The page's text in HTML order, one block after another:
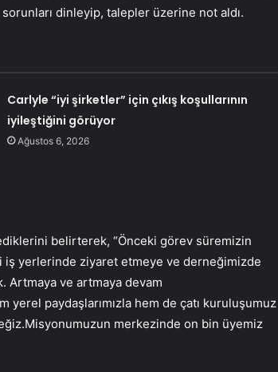
dinleyip, talepler üzerine not aldı.
Carlyle “iyi şirketler” için çıkış koşullarının
iyileştiğini görüyor
Ağustos 6, 2026
belirterek, “Önceki görev süremizin
iş yerlerinde ziyaret etmeye ve derneğimizde
Artmaya ve artmaya devam
paydaşlarımızla hem de çatı kuruluşumuz
merkezinde on bin üyemiz